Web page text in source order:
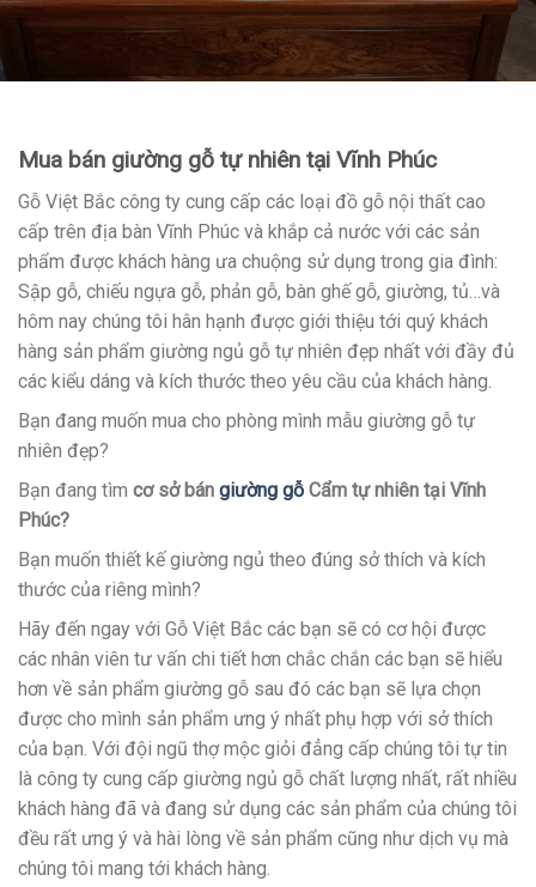
Mua bán giường gỗ tự nhiên tại Vĩnh Phúc
Gỗ Việt Bắc công ty cung cấp các loại đồ gỗ nội thất cao
cấp trên địa bàn Vĩnh Phúc và khắp cả nước với các sản
phẩm được khách hàng ưa chuộng sử dụng trong gia đình:
Sập gỗ, chiếu ngựa gỗ, phản gỗ, bàn ghế gỗ, giường, tủ…và
hôm nay chúng tôi hân hạnh được giới thiệu tới quý khách
hàng sản phẩm giường ngủ gỗ tự nhiên đẹp nhất với đầy đủ
các kiểu dáng và kích thước theo yêu cầu của khách hàng.
Bạn đang muốn mua cho phòng mình mẫu giường gỗ tự
nhiên đẹp?
Bạn đang tìm cơ sở bán giường gỗ Cẩm tự nhiên tại Vĩnh
Phúc?
Bạn muốn thiết kế giường ngủ theo đúng sở thích và kích
thước của riêng mình?
Hãy đến ngay với Gỗ Việt Bắc các bạn sẽ có cơ hội được
các nhân viên tư vấn chi tiết hơn chắc chắn các bạn sẽ hiểu
hơn về sản phẩm giường gỗ sau đó các bạn sẽ lựa chọn
được cho mình sản phẩm ưng ý nhất phụ hợp với sở thích
của bạn. Với đội ngũ thợ mộc giỏi đẳng cấp chúng tôi tự tin
là công ty cung cấp giường ngủ gỗ chất lượng nhất, rất nhiều
khách hàng đã và đang sử dụng các sản phẩm của chúng tôi
đều rất ưng ý và hài lòng về sản phẩm cũng như dịch vụ mà
chúng tôi mang tới khách hàng.